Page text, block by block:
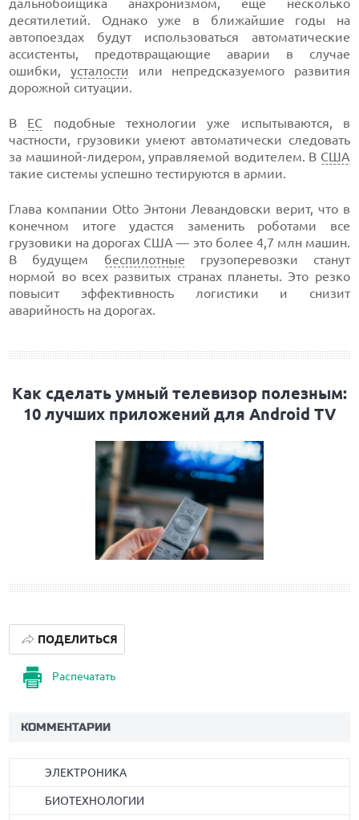
дальнобойщика анахронизмом, еще несколько
десятилетий. Однако уже в ближайшие годы на
автопоездах будут использоваться автоматические
ассистенты, предотвращающие аварии в случае
ошибки, усталости или непредсказуемого развития
дорожной ситуации.
В ЕС подобные технологии уже испытываются, в
частности, грузовики умеют автоматически следовать
за машиной-лидером, управляемой водителем. В США
такие системы успешно тестируются в армии.
Глава компании Otto Энтони Левандовски верит, что в
конечном итоге удастся заменить роботами все
грузовики на дорогах США — это более 4,7 млн машин.
В будущем беспилотные грузоперевозки станут
нормой во всех развитых странах планеты. Это резко
повысит эффективность логистики и снизит
аварийность на дорогах.
Как сделать умный телевизор полезным:
10 лучших приложений для Android TV
Распечатать
ПОДЕЛИТЬСЯ
КОММЕНТАРИИ
ЭЛЕКТРОНИКА
БИОТЕХНОЛОГИИ